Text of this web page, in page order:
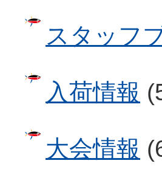
スタッフ
入荷情報
大会情報